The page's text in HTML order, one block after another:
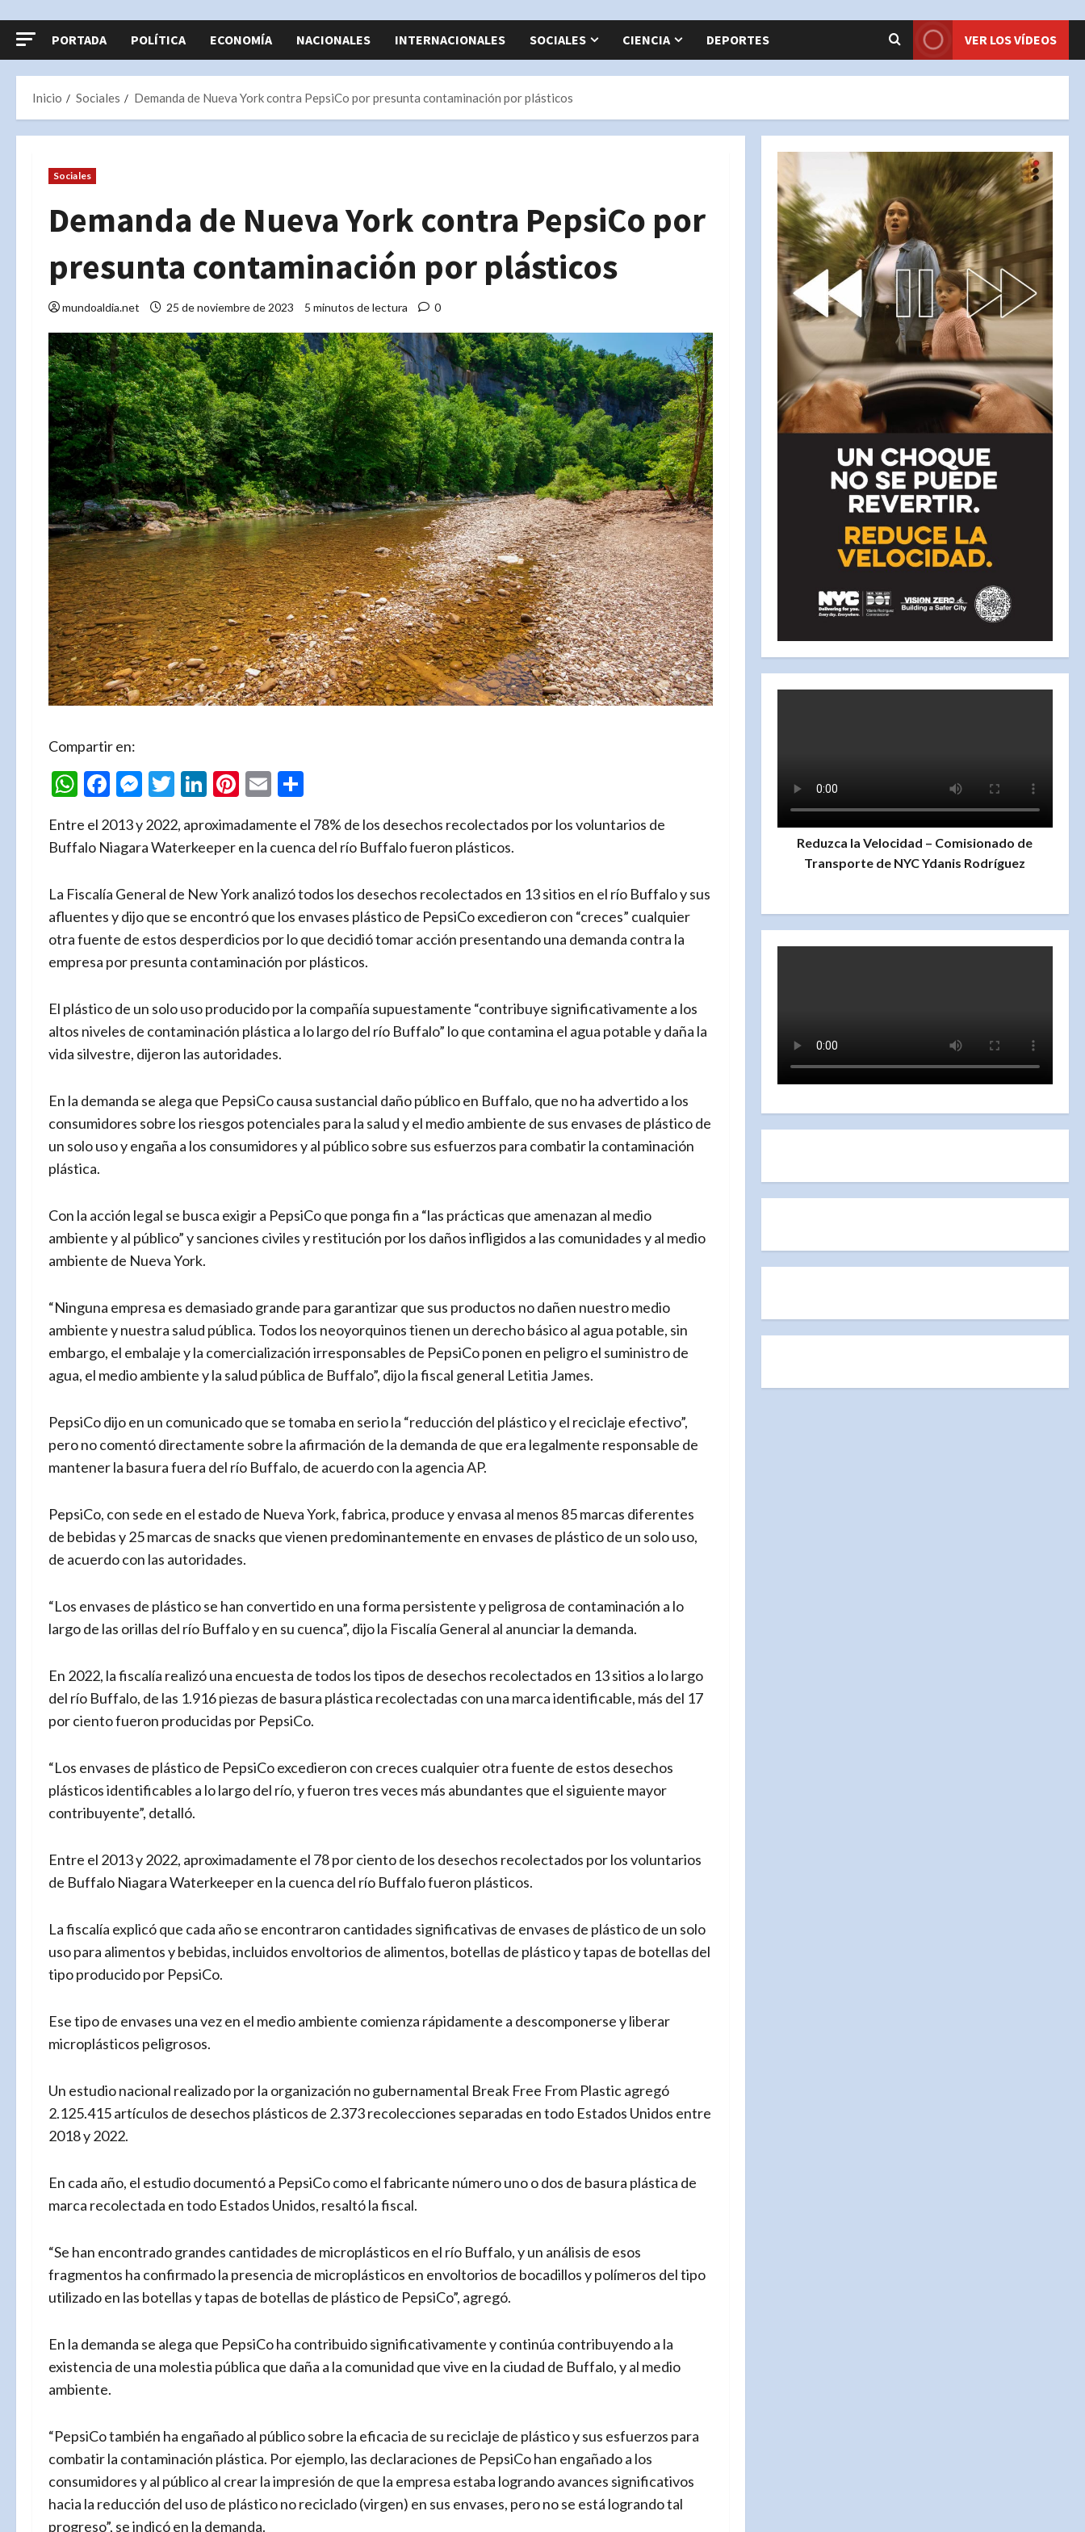
PORTADA POLÍTICA ECONOMÍA NACIONALES INTERNACIONALES SOCIALES CIENCIA DEPORTES VER LOS VÍDEOS
Inicio Sociales Demanda de Nueva York contra PepsiCo por presunta contaminación por plásticos
Sociales
Demanda de Nueva York contra PepsiCo por
presunta contaminación por plásticos
mundoaldia.net 25 de noviembre de 2023 5 minutos de lectura 0
Compartir en:
WhatsApp
Facebook
Messenger
Twitter
LinkedIn
Pinterest
Email
Entre el 2013 y 2022, aproximadamente el 78% de los desechos recolectados por los voluntarios de
Buffalo Niagara Waterkeeper en la cuenca del río Buffalo fueron plásticos.
La Fiscalía General de New York analizó todos los desechos recolectados en 13 sitios en el río Buffalo y sus
afluentes y dijo que se encontró que los envases plástico de PepsiCo excedieron con “creces” cualquier
otra fuente de estos desperdicios por lo que decidió tomar acción presentando una demanda contra la
empresa por presunta contaminación por plásticos.
El plástico de un solo uso producido por la compañía supuestamente “contribuye significativamente a los
altos niveles de contaminación plástica a lo largo del río Buffalo” lo que contamina el agua potable y daña la
vida silvestre, dijeron las autoridades.
En la demanda se alega que PepsiCo causa sustancial daño público en Buffalo, que no ha advertido a los
consumidores sobre los riesgos potenciales para la salud y el medio ambiente de sus envases de plástico de
un solo uso y engaña a los consumidores y al público sobre sus esfuerzos para combatir la contaminación
plástica.
Con la acción legal se busca exigir a PepsiCo que ponga fin a “las prácticas que amenazan al medio
ambiente y al público” y sanciones civiles y restitución por los daños infligidos a las comunidades y al medio
ambiente de Nueva York.
“Ninguna empresa es demasiado grande para garantizar que sus productos no dañen nuestro medio
ambiente y nuestra salud pública. Todos los neoyorquinos tienen un derecho básico al agua potable, sin
embargo, el embalaje y la comercialización irresponsables de PepsiCo ponen en peligro el suministro de
agua, el medio ambiente y la salud pública de Buffalo”, dijo la fiscal general Letitia James.
PepsiCo dijo en un comunicado que se tomaba en serio la “reducción del plástico y el reciclaje efectivo”,
pero no comentó directamente sobre la afirmación de la demanda de que era legalmente responsable de
mantener la basura fuera del río Buffalo, de acuerdo con la agencia AP.
PepsiCo, con sede en el estado de Nueva York, fabrica, produce y envasa al menos 85 marcas diferentes
de bebidas y 25 marcas de snacks que vienen predominantemente en envases de plástico de un solo uso,
de acuerdo con las autoridades.
“Los envases de plástico se han convertido en una forma persistente y peligrosa de contaminación a lo
largo de las orillas del río Buffalo y en su cuenca”, dijo la Fiscalía General al anunciar la demanda.
En 2022, la fiscalía realizó una encuesta de todos los tipos de desechos recolectados en 13 sitios a lo largo
del río Buffalo, de las 1.916 piezas de basura plástica recolectadas con una marca identificable, más del 17
por ciento fueron producidas por PepsiCo.
“Los envases de plástico de PepsiCo excedieron con creces cualquier otra fuente de estos desechos
plásticos identificables a lo largo del río, y fueron tres veces más abundantes que el siguiente mayor
contribuyente”, detalló.
Entre el 2013 y 2022, aproximadamente el 78 por ciento de los desechos recolectados por los voluntarios
de Buffalo Niagara Waterkeeper en la cuenca del río Buffalo fueron plásticos.
La fiscalía explicó que cada año se encontraron cantidades significativas de envases de plástico de un solo
uso para alimentos y bebidas, incluidos envoltorios de alimentos, botellas de plástico y tapas de botellas del
tipo producido por PepsiCo.
Ese tipo de envases una vez en el medio ambiente comienza rápidamente a descomponerse y liberar
microplásticos peligrosos.
Un estudio nacional realizado por la organización no gubernamental Break Free From Plastic agregó
2.125.415 artículos de desechos plásticos de 2.373 recolecciones separadas en todo Estados Unidos entre
2018 y 2022.
En cada año, el estudio documentó a PepsiCo como el fabricante número uno o dos de basura plástica de
marca recolectada en todo Estados Unidos, resaltó la fiscal.
“Se han encontrado grandes cantidades de microplásticos en el río Buffalo, y un análisis de esos
fragmentos ha confirmado la presencia de microplásticos en envoltorios de bocadillos y polímeros del tipo
utilizado en las botellas y tapas de botellas de plástico de PepsiCo”, agregó.
En la demanda se alega que PepsiCo ha contribuido significativamente y continúa contribuyendo a la
existencia de una molestia pública que daña a la comunidad que vive en la ciudad de Buffalo, y al medio
ambiente.
“PepsiCo también ha engañado al público sobre la eficacia de su reciclaje de plástico y sus esfuerzos para
combatir la contaminación plástica. Por ejemplo, las declaraciones de PepsiCo han engañado a los
consumidores y al público al crear la impresión de que la empresa estaba logrando avances significativos
hacia la reducción del uso de plástico no reciclado (virgen) en sus envases, pero no se está logrando tal
progreso”, se indicó en la demanda.
Reduzca la Velocidad – Comisionado de
Transporte de NYC Ydanis Rodríguez